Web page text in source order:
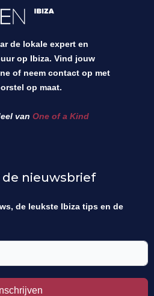
de lokale expert en
op Ibiza. Vind jouw
of neem contact op met
op maat.
van One of a Kind
de nieuwsbrief
de leukste Ibiza tips en de
Inschrijven